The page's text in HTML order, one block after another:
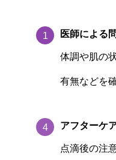
1 医師による
体調や肌の
有無などを
4 アフターケ
点滴後の注